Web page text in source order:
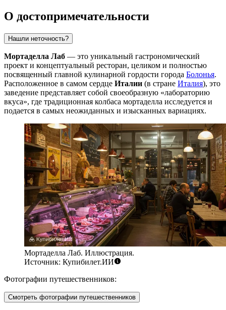
О достопримечательности
Нашли неточность?
Мортаделла Лаб — это уникальный гастрономический
проект и концептуальный ресторан, целиком и полностью
посвященный главной кулинарной гордости города Болонья.
Расположенное в самом сердце Италии (в стране Италия), это
заведение представляет собой своеобразную «лабораторию
вкуса», где традиционная колбаса мортаделла исследуется и
подается в самых неожиданных и изысканных вариациях.
Мортаделла Лаб. Иллюстрация.
Источник: Купибилет.ИИ
Фотографии путешественников:
Смотреть фотографии путешественников